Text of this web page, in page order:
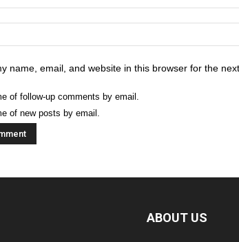
name, email, and website in this browser for the
of follow-up comments by email.
of new posts by email.
ABOUT US